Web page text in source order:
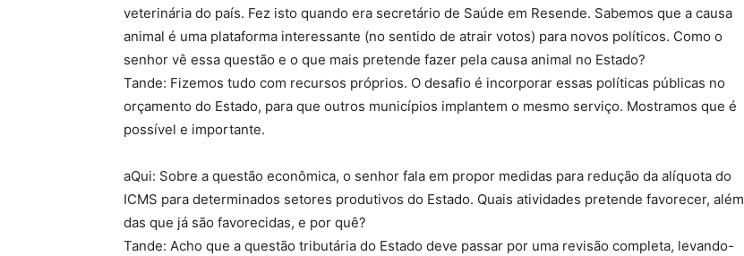
veterinária do país. Fez isto quando era secretário de Saúde em Resende. Sabemos que a causa
animal é uma plataforma interessante (no sentido de atrair votos) para novos políticos. Como o
senhor vê essa questão e o que mais pretende fazer pela causa animal no Estado?
Tande: Fizemos tudo com recursos próprios. O desafio é incorporar essas políticas públicas no
orçamento do Estado, para que outros municípios implantem o mesmo serviço. Mostramos que é
possível e importante.
aQui: Sobre a questão econômica, o senhor fala em propor medidas para redução da alíquota do
ICMS para determinados setores produtivos do Estado. Quais atividades pretende favorecer, além
das que já são favorecidas, e por quê?
Tande: Acho que a questão tributária do Estado deve passar por uma revisão completa, levando-